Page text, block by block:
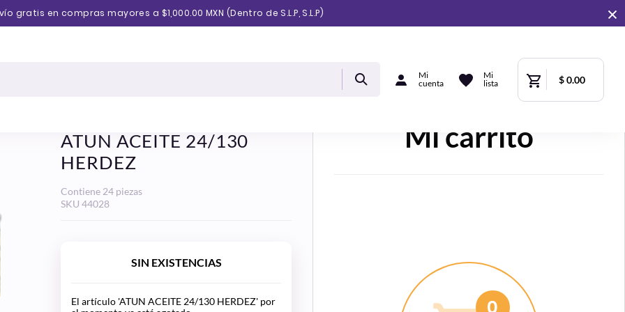
gratis en compras mayores a $1,000.00 MXN (Dentro de S.L.P, S.L.P)
Mi
cuenta
Mi
lista
$ 0.00
Mi carrito
ATUN ACEITE 24/130
HERDEZ
Contiene 24 piezas
SKU44028
SIN EXISTENCIAS
El artículo 'ATUN ACEITE 24/130 HERDEZ' por